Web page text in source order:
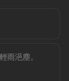
雨浥塵。